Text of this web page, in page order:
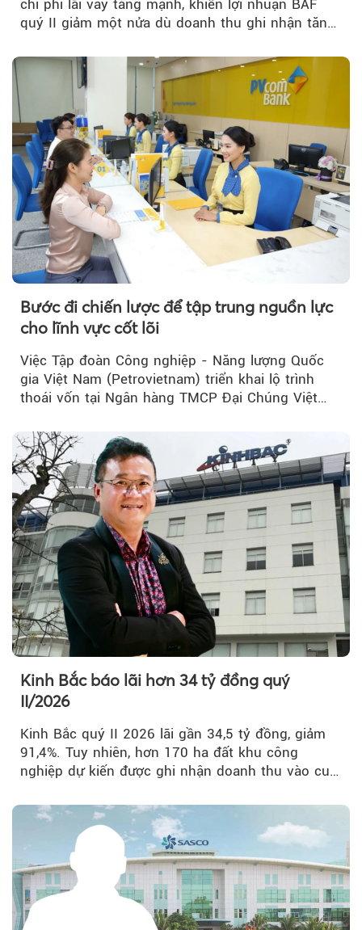
chi phí lãi vay tăng mạnh, khiến lợi nhuận BAF
quý II giảm một nửa dù doanh thu ghi nhận tăng
Bước đi chiến lược để tập trung nguồn lực
cho lĩnh vực cốt lõi
Việc Tập đoàn Công nghiệp - Năng lượng Quốc
gia Việt Nam (Petrovietnam) triển khai lộ trình
thoái vốn tại Ngân hàng TMCP Đại Chúng Việt
Kinh Bắc báo lãi hơn 34 tỷ đồng quý
II/2026
Kinh Bắc quý II 2026 lãi gần 34,5 tỷ đồng, giảm
91,4%. Tuy nhiên, hơn 170 ha đất khu công
nghiệp dự kiến được ghi nhận doanh thu vào cuối